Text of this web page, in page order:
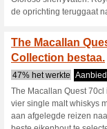
rijk qua